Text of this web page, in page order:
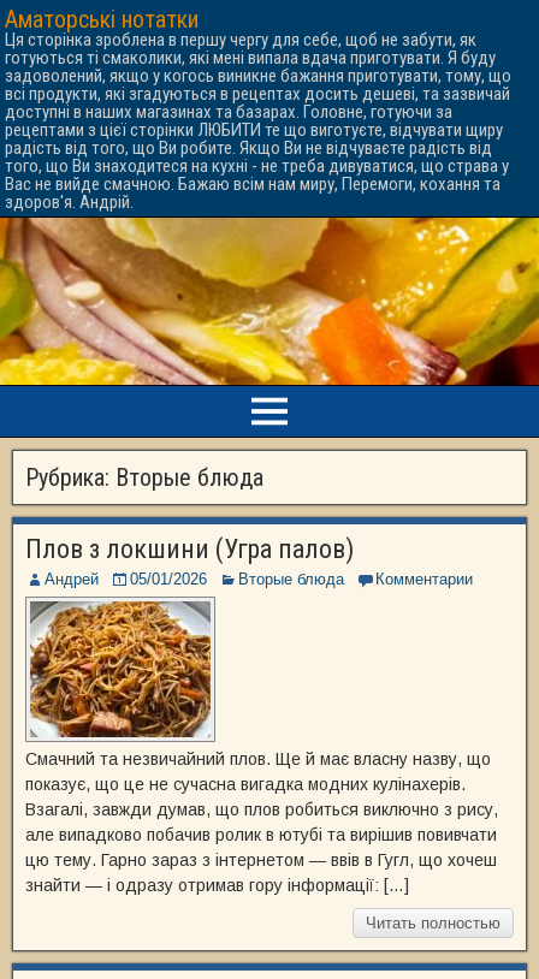
Аматорські нотатки
Ця сторінка зроблена в першу чергу для себе, щоб не забути, як
готуються ті смаколики, які мені випала вдача приготувати. Я буду
задоволений, якщо у когось виникне бажання приготувати, тому, що
всі продукти, які згадуються в рецептах досить дешеві, та зазвичай
доступні в наших магазинах та базарах. Головне, готуючи за
рецептами з цієї сторінки ЛЮБИТИ те що виготуєте, відчувати щиру
радість від того, що Ви робите. Якщо Ви не відчуваєте радість від
того, що Ви знаходитеся на кухні - не треба дивуватися, що страва у
Вас не вийде смачною. Бажаю всім нам миру, Перемоги, кохання та
здоров'я. Андрій.
Рубрика: Вторые блюда
Плов з локшини (Угра палов)
Андрей 05/01/2026 Вторые блюда Комментарии
Смачний та незвичайний плов. Ще й має власну назву, що
показує, що це не сучасна вигадка модних кулінахерів.
Взагалі, завжди думав, що плов робиться виключно з рису,
але випадково побачив ролик в ютубі та вирішив повивчати
цю тему. Гарно зараз з інтернетом — ввів в Гугл, що хочеш
знайти — і одразу отримав гору інформації: […]
Читать полностью